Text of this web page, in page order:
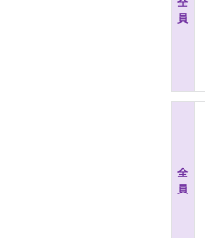
員
全
員